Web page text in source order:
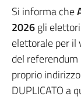
Si informa che
2026gli
elettorale per il
del
proprio
DUPLICATO a